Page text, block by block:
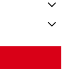
für
wir uns in die